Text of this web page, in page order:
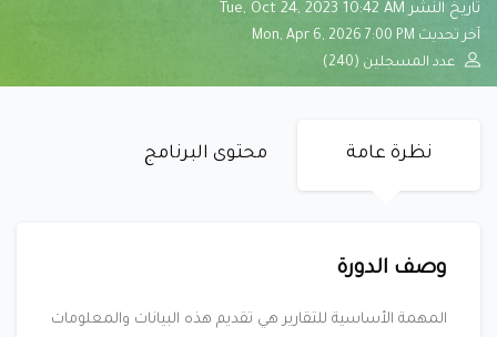
تاريخ النشر Tue, Oct 24, 2023 10:42 AM
آخر تحديث Mon, Apr 6, 2026 7:00 PM
عدد المسجلين (240)
نظرة عامة محتوى البرنامج
وصف الدورة
المهمة الأساسية للتقارير هي تقديم هذه البيانات والمعلومات